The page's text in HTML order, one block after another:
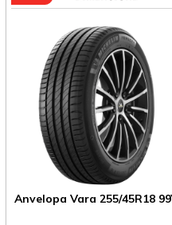
Anvelopa Vara 255/45R18